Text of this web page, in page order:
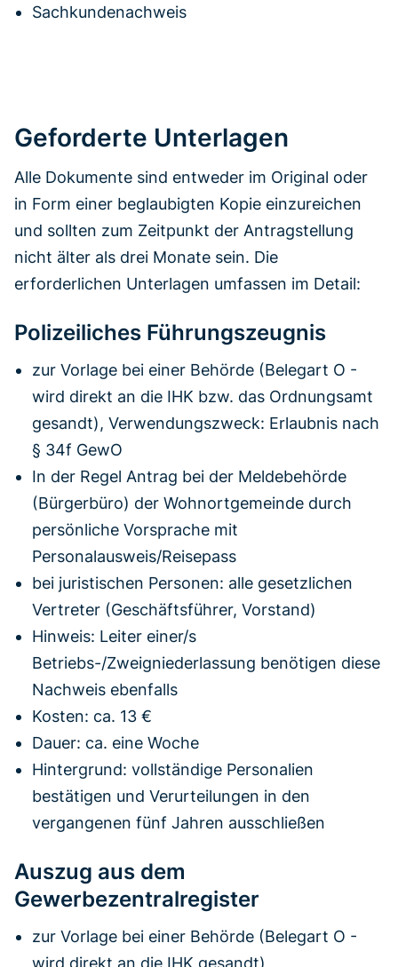
Sachkundenachweis
Geforderte Unterlagen
Alle Dokumente sind entweder im Original oder
in Form einer beglaubigten Kopie einzureichen
und sollten zum Zeitpunkt der Antragstellung
nicht älter als drei Monate sein. Die
erforderlichen Unterlagen umfassen im Detail:
Polizeiliches Führungszeugnis
zur Vorlage bei einer Behörde (Belegart O -
wird direkt an die IHK bzw. das Ordnungsamt
gesandt), Verwendungszweck: Erlaubnis nach
§ 34f GewO
In der Regel Antrag bei der Meldebehörde
(Bürgerbüro) der Wohnortgemeinde durch
persönliche Vorsprache mit
Personalausweis/Reisepass
bei juristischen Personen: alle gesetzlichen
Vertreter (Geschäftsführer, Vorstand)
Hinweis: Leiter einer/s
Betriebs-/Zweigniederlassung benötigen diese
Nachweis ebenfalls
Kosten: ca. 13 €
Dauer: ca. eine Woche
Hintergrund: vollständige Personalien
bestätigen und Verurteilungen in den
vergangenen fünf Jahren ausschließen
Auszug aus dem
Gewerbezentralregister
zur Vorlage bei einer Behörde (Belegart O -
wird direkt an die IHK gesandt),